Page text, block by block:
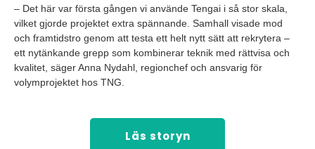
– Det här var första gången vi använde Tengai i så stor skala,
vilket gjorde projektet extra spännande. Samhall visade mod
och framtidstro genom att testa ett helt nytt sätt att rekrytera –
ett nytänkande grepp som kombinerar teknik med rättvisa och
kvalitet, säger Anna Nydahl, regionchef och ansvarig för
volymprojektet hos TNG.
Läs storyn